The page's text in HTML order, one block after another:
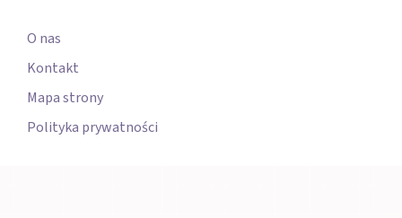
O nas
Kontakt
Mapa strony
Polityka prywatności